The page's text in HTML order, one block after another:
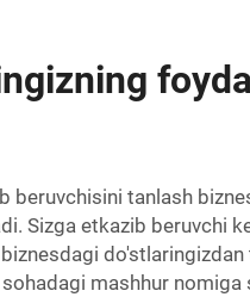
tanlash
Sizga etkazib beruvchi
mashhur nomiga